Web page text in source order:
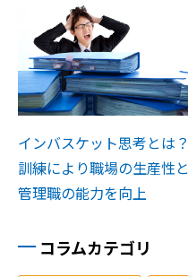
インバスケット思考とは？
訓練により職場の生産性と
管理職の能力を向上
コラムカテゴリ